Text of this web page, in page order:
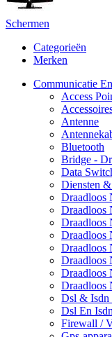
Schermen
Categorieën
Merken
Communicatie
Access
Antenne
Bluetooth
Bridge -
Data
Diensten
Draadloos
Draadloos
Draadloos
Draadloos
Draadloos
Draadloos
Draadloos
Draadloos
Dsl & Isdn
Dsl En
Firewall /